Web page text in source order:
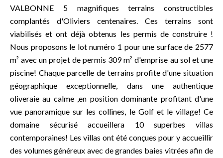
VALBONNE 5 magnifiques terrains constructibles
complantés d'Oliviers centenaires. Ces terrains sont
viabilisés et ont déjà obtenus les permis de construire !
Nous proposons le lot numéro 1 pour une surface de 2577
m² avec un projet de permis 309 m² d'emprise au sol et une
piscine! Chaque parcelle de terrains profite d'une situation
géographique exceptionnelle, dans une authentique
oliveraie au calme ,en position dominante profitant d'une
vue panoramique sur les collines, le Golf et le village! Ce
domaine sécurisé accueillera 10 superbes villas
contemporaines! Les villas ont été conçues pour y accueillir
des volumes généreux avec de grandes baies vitrées afin de